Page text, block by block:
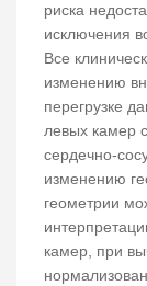
риска
исключения
Все
изменению
перегрузке
левых камер
сердечно-
изменению
геометрии
камер, при